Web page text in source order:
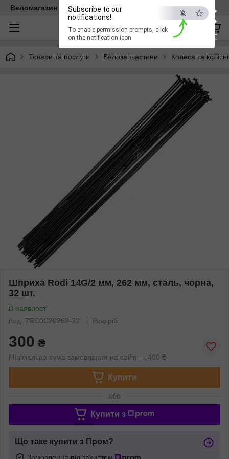
×
ESC
Subscribe to our
notifications!
To enable permission prompts, click
on the notification icon
Веломагазин EasyBike
Товари та послуги Велозапчастини Колеса та
Шприха Rodi 14G/2 мм, 262 мм, сталь, чорна,
32 шт.
В наявності
Код: 7RC0C20262-32
Роздріб
300 ₴
Мінімальна сума замовлення на сайті — 400 ₴
Купити
або
Купити з
Що таке купити з Пром?
Замовлення під захистом